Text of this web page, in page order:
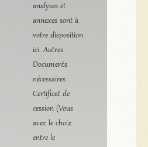
analyses et
annexes sont à
votre disposition
ici. Autres
Documents
nécessaires
Certificat de
cession (Vous
avez le choix
entre le